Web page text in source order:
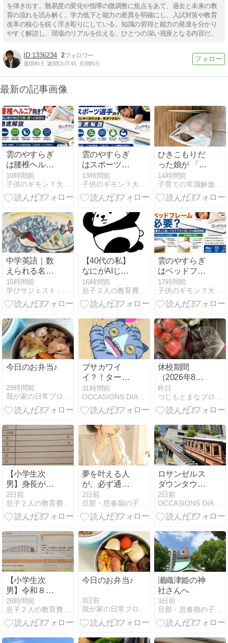
を弾き出す。難易度の変化や指導の微調整に焦点をあて、過去と未来の教
育の流れを読み解く。学力低下と能力の差異を明確にし、入試対策や教育
改革の核心を鋭く浮き彫りにしている。知識の習得と能力の発達を分かり
やすく解説し、現場のリアルを伝える、ひとつの深い視座となる内容だ。
1336234 2
週間IN:5 週間OUT:45 月間IN:5
最新の記事画像
雲のやすらぎ
は腰椎ヘルニ
ア向き？寝心
地や体圧分
散・腰への負
10時間前
雲のやすらぎ
はスポーツ選
手向き？寝心
地や体圧分
散・寝返り性
13時間前
ひきこもりだ
った娘が 「ど
う生きたい
か」を見つけ
た時の変化
14時間前
中学英語｜数
えられる名
詞・数えられ
ない名詞の違
いと見分け方
スト・高校入
試対策】
15時間前
【40代の私】
なにがAIじゃ
い！！まだ、
人間様の方が
勝ち！と思っ
16時間前
息子２人の教育費を捻り出せ！派遣ママの節約の日々
雲のやすらぎ
はベッドフレ
ーム必要？直
置きとの違い
やおすすめの
解説
17時間前
今日のお弁当♪
29時間前
我が家の日常ブログ HappyLife
ブサカワイ
イ？！ターゲ
ットのおもち
ゃ
31時間前
OCCASIONS DIARY
休校期間
（2026年8月7
日-8月16日）
昨日
【小学生次
男】身長が一
気に伸び
た！！食べた
もの。
2日前
息子２人の教育費を捻り出せ！派遣ママの節約の日々
夢を叶える人
が、必ず通る
「怖さ」。
2日前
旦那・思春期の子供と仲良くなる・占い師みわ的方法
ロサンゼルス
ダウンタウン
巡り
2日前
OCCASIONS DIARY
【小学生次
男】令和８年
全国学力・学
習状況調査の
調査結果。
28時間前
息子２人の教育費を捻り出せ！派遣ママの節約の日々
今日のお弁当♪
3日前
我が家の日常ブログ HappyLife
瀬織津姫の神
社さんへ
3日前
旦那・思春期の子供と仲良くなる・占い師みわ的方法